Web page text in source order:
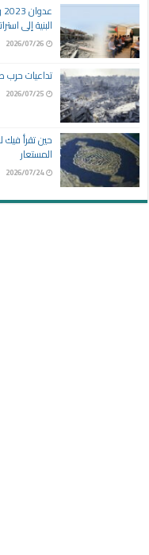
البنية إلى
2026/07/26
تداعيات حرب
2026/07/25
حين تقرأ فيك
المستعار
2026/07/24